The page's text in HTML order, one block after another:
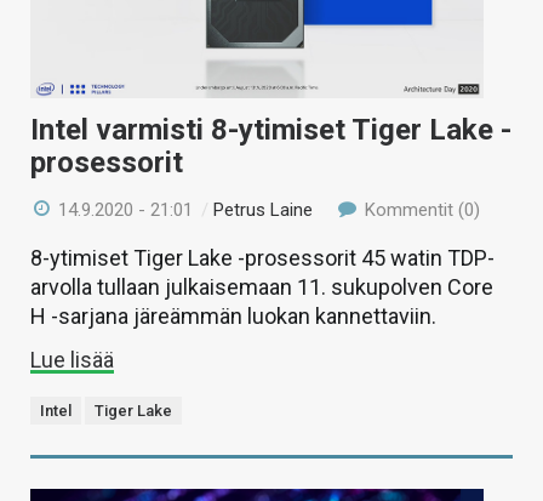
Intel varmisti 8-ytimiset Tiger Lake -
prosessorit
14.9.2020 - 21:01 /Petrus Laine Kommentit (0)
8-ytimiset Tiger Lake -prosessorit 45 watin TDP-
arvolla tullaan julkaisemaan 11. sukupolven Core
H -sarjana järeämmän luokan kannettaviin.
Lue lisää
Intel Tiger Lake